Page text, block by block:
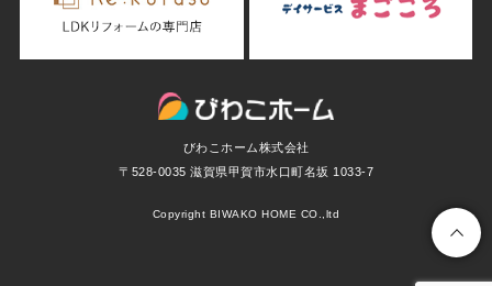
びわこホーム株式会社
〒528-0035 滋賀県甲賀市水口町名坂 1033-7
Copyright BIWAKO HOME CO.,ltd